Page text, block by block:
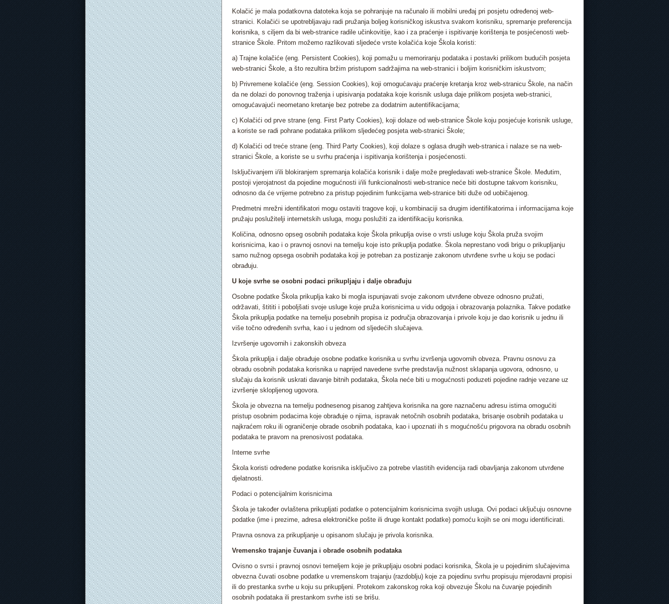
Kolačić je mala podatkovna datoteka koja se pohranjuje na računalo ili mobilni uređaj pri posjetu određenoj web-
stranici. Kolačići se upotrebljavaju radi pružanja boljeg korisničkog iskustva svakom korisniku, spremanje preferencija
korisnika, s ciljem da bi web-stranice radile učinkovitije, kao i za praćenje i ispitivanje korištenja te posjećenosti web-
stranice Škole. Pritom možemo razlikovati sljedeće vrste kolačića koje Škola koristi:
a) Trajne kolačiće (eng. Persistent Cookies), koji pomažu u memoriranju podataka i postavki prilikom budućih posjeta
web-stranici Škole, a što rezultira bržim pristupom sadržajima na web-stranici i boljim korisničkim iskustvom;
b) Privremene kolačiće (eng. Session Cookies), koji omogućavaju praćenje kretanja kroz web-stranicu Škole, na način
da ne dolazi do ponovnog traženja i upisivanja podataka koje korisnik usluga daje prilikom posjeta web-stranici,
omogućavajući neometano kretanje bez potrebe za dodatnim autentifikacijama;
c) Kolačići od prve strane (eng. First Party Cookies), koji dolaze od web-stranice Škole koju posjećuje korisnik usluge,
a koriste se radi pohrane podataka prilikom sljedećeg posjeta web-stranici Škole;
d) Kolačići od treće strane (eng. Third Party Cookies), koji dolaze s oglasa drugih web-stranica i nalaze se na web-
stranici Škole, a koriste se u svrhu praćenja i ispitivanja korištenja i posjećenosti.
Isključivanjem i/ili blokiranjem spremanja kolačića korisnik i dalje može pregledavati web-stranice Škole. Međutim,
postoji vjerojatnost da pojedine mogućnosti i/ili funkcionalnosti web-stranice neće biti dostupne takvom korisniku,
odnosno da će vrijeme potrebno za pristup pojedinim funkcijama web-stranice biti duže od uobičajenog.
Predmetni mrežni identifikatori mogu ostaviti tragove koji, u kombinaciji sa drugim identifikatorima i informacijama koje
pružaju poslužitelji internetskih usluga, mogu poslužiti za identifikaciju korisnika.
Količina, odnosno opseg osobnih podataka koje Škola prikuplja ovise o vrsti usluge koju Škola pruža svojim
korisnicima, kao i o pravnoj osnovi na temelju koje isto prikuplja podatke. Škola neprestano vodi brigu o prikupljanju
samo nužnog opsega osobnih podataka koji je potreban za postizanje zakonom utvrđene svrhe u koju se podaci
obrađuju.
U koje svrhe se osobni podaci prikupljaju i dalje obrađuju
Osobne podatke Škola prikuplja kako bi mogla ispunjavati svoje zakonom utvrđene obveze odnosno pružati,
održavati, štititi i poboljšati svoje usluge koje pruža korisnicima u vidu odgoja i obrazovanja polaznika. Takve podatke
Škola prikuplja podatke na temelju posebnih propisa iz područja obrazovanja i privole koju je dao korisnik u jednu ili
više točno određenih svrha, kao i u jednom od sljedećih slučajeva.
Izvršenje ugovornih i zakonskih obveza
Škola prikuplja i dalje obrađuje osobne podatke korisnika u svrhu izvršenja ugovornih obveza. Pravnu osnovu za
obradu osobnih podataka korisnika u naprijed navedene svrhe predstavlja nužnost sklapanja ugovora, odnosno, u
slučaju da korisnik uskrati davanje bitnih podataka, Škola neće biti u mogućnosti poduzeti pojedine radnje vezane uz
izvršenje sklopljenog ugovora.
Škola je obvezna na temelju podnesenog pisanog zahtjeva korisnika na gore naznačenu adresu istima omogućiti
pristup osobnim podacima koje obrađuje o njima, ispravak netočnih osobnih podataka, brisanje osobnih podataka u
najkraćem roku ili ograničenje obrade osobnih podataka, kao i upoznati ih s mogućnošću prigovora na obradu osobnih
podataka te pravom na prenosivost podataka.
Interne svrhe
Škola koristi određene podatke korisnika isključivo za potrebe vlastitih evidencija radi obavljanja zakonom utvrđene
djelatnosti.
Podaci o potencijalnim korisnicima
Škola je također ovlaštena prikupljati podatke o potencijalnim korisnicima svojih usluga. Ovi podaci uključuju osnovne
podatke (ime i prezime, adresa elektroničke pošte ili druge kontakt podatke) pomoću kojih se oni mogu identificirati.
Pravna osnova za prikupljanje u opisanom slučaju je privola korisnika.
Vremensko trajanje čuvanja i obrade osobnih podataka
Ovisno o svrsi i pravnoj osnovi temeljem koje je prikupljaju osobni podaci korisnika, Škola je u pojedinim slučajevima
obvezna čuvati osobne podatke u vremenskom trajanju (razdoblju) koje za pojedinu svrhu propisuju mjerodavni propisi
ili do prestanka svrhe u koju su prikupljeni. Protekom zakonskog roka koji obvezuje Školu na čuvanje pojedinih
osobnih podataka ili prestankom svrhe isti se brišu.